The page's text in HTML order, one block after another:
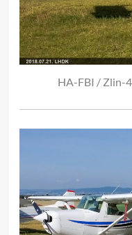
HA-FBI / Zlin-